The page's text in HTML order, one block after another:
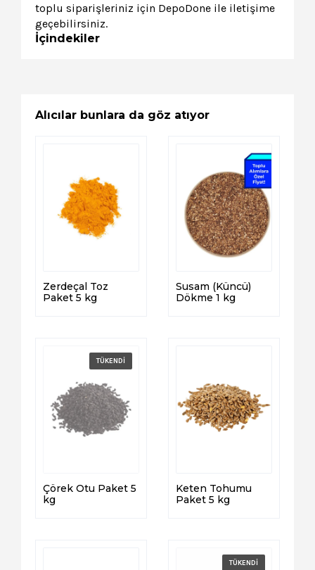
toplu siparişleriniz için DepoDone ile iletişime
geçebilirsiniz.
İçindekiler
Alıcılar bunlara da göz atıyor
Zerdeçal Toz
Paket 5 kg
Susam (Küncü)
Dökme 1 kg
Çörek Otu Paket 5
kg
Keten Tohumu
Paket 5 kg